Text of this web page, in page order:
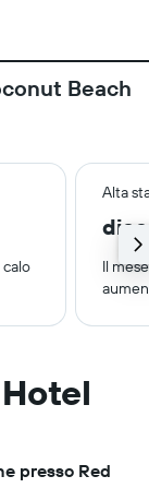
Beach
Alta
Il
presso Red